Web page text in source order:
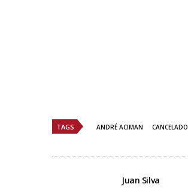
TAGS ANDRÉ ACIMAN CANCELADO
Juan Silva